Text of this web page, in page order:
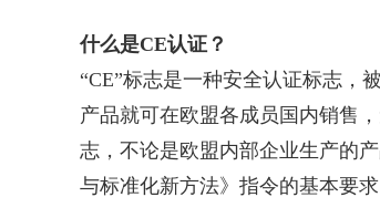
什么是CE认证？
“CE”标志是一种安全认证标志，
产品就可在欧盟各成员国内销售
志，不论是欧盟内部企业生产的
与标准化新方法》指令的基本要